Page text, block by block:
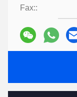
Fax::